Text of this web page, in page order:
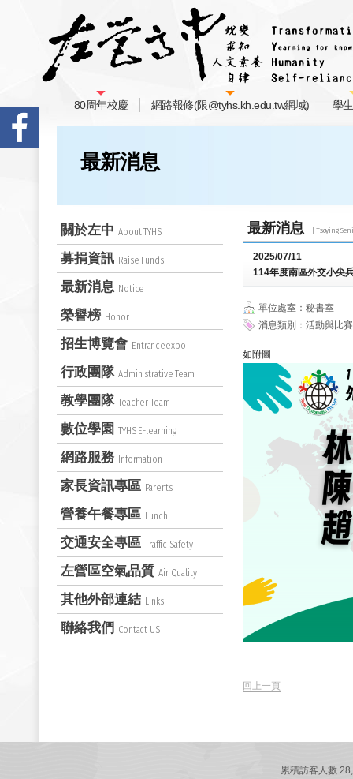
80周年校慶 網路報修(限@tyhs.kh.edu.tw網域) 學
最新消息
最新消息
2025/07/11
114年度南區外交小尖
單位處室：秘書室
消息類別：活動與比賽
如附圖
回上一頁
關於左中 About TYHS
募捐資訊 Raise Funds
最新消息 Notice
榮譽榜 Honor
招生博覽會 Entranceexpo
行政團隊 Administrative Team
教學團隊 Teacher Team
數位學園 TYHS E-learning
網路服務 Information
家長資訊專區 Parents
營養午餐專區 Lunch
交通安全專區 Traffic Safety
左營區空氣品質 Air Quality
其他外部連結 Links
聯絡我們 Contact US
累積訪客人數